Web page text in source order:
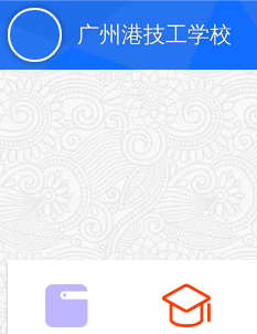
广州港技工学校